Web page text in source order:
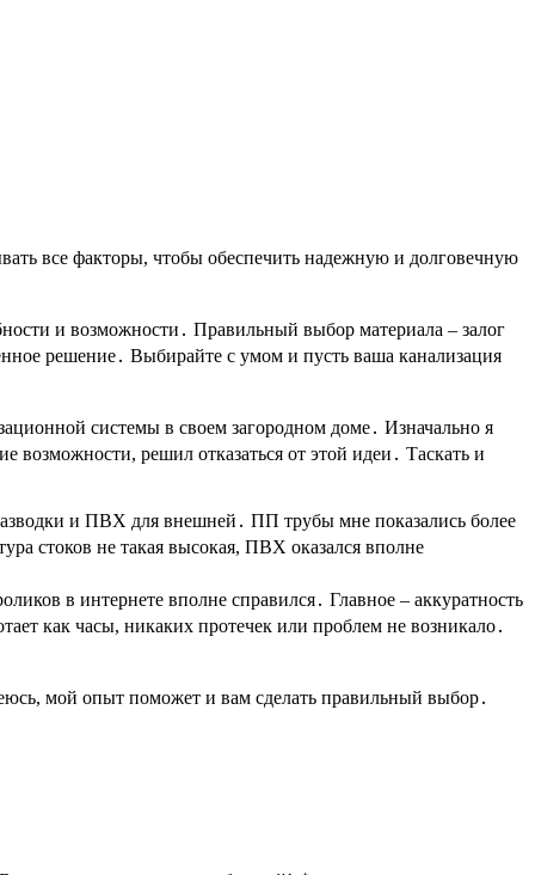
все факторы, чтобы обеспечить надежную и долговечную
и возможности․ Правильный выбор материала – залог
решение․ Выбирайте с умом и пусть ваша канализация
системы в своем загородном доме․ Изначально я
возможности, решил отказаться от этой идеи․ Таскать и
и ПВХ для внешней․ ПП трубы мне показались более
стоков не такая высокая, ПВХ оказался вполне
в интернете вполне справился․ Главное – аккуратность
как часы, никаких протечек или проблем не возникало․
мой опыт поможет и вам сделать правильный выбор․